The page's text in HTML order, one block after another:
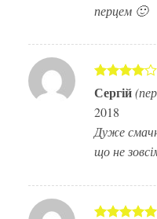
перцем 🙂
Оцінено
в4з 5
Сергій
2018
Дуже
що не